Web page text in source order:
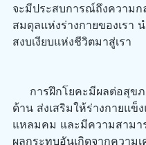
จะมีประสบการณ์ถึงความ
สมดุลแห่งร่างกายของเรา
สงบเงียบแห่งชีวิตมาสู่เรา
ด้าน ส่งเสริมให้ร่างกายแข็
แหลมคม และมีความสามา
ผลกระทบอันเกิดจากความ